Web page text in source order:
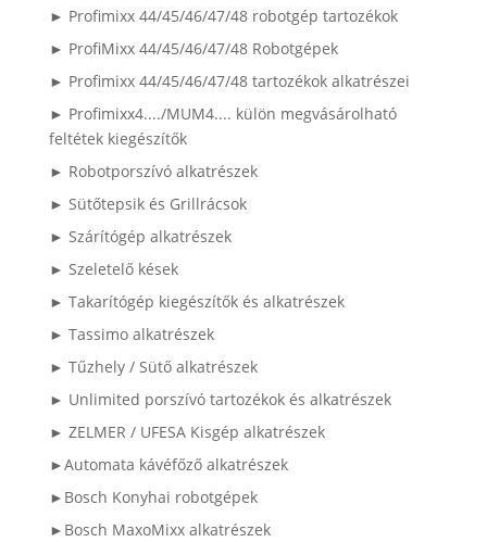
► Profimixx 44/45/46/47/48 robotgép tartozékok
► ProfiMixx 44/45/46/47/48 Robotgépek
► Profimixx 44/45/46/47/48 tartozékok alkatrészei
► Profimixx4..../MUM4.... külön megvásárolható
feltétek kiegészítők
► Robotporszívó alkatrészek
► Sütőtepsik és Grillrácsok
► Szárítógép alkatrészek
► Szeletelő kések
► Takarítógép kiegészítők és alkatrészek
► Tassimo alkatrészek
► Tűzhely / Sütő alkatrészek
► Unlimited porszívó tartozékok és alkatrészek
► ZELMER / UFESA Kisgép alkatrészek
►Automata kávéfőző alkatrészek
►Bosch Konyhai robotgépek
►Bosch MaxoMixx alkatrészek